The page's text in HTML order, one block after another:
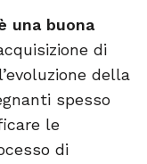
una buona
di
della
spesso
le
di